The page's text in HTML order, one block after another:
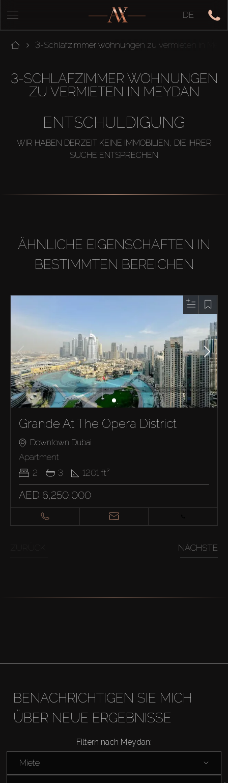
DE
3-Schlafzimmer wohnungen zu vermieten in
3-SCHLAFZIMMER WOHNUNGEN
ZU VERMIETEN IN MEYDAN
ENTSCHULDIGUNG
WIR HABEN DERZEIT KEINE IMMOBILIEN, DIE IHRER
SUCHE ENTSPRECHEN
ÄHNLICHE EIGENSCHAFTEN IN
BESTIMMTEN BEREICHEN
Grande At The Opera District
Downtown Dubai
Apartment
2
3 1201 ft²
AED 6,250,000
NÄCHSTE
BENACHRICHTIGEN SIE MICH
ÜBER NEUE ERGEBNISSE
Filtern nach Meydan:
Miete